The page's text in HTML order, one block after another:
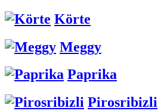
Körte
Meggy
Paprika
Pirosribizli